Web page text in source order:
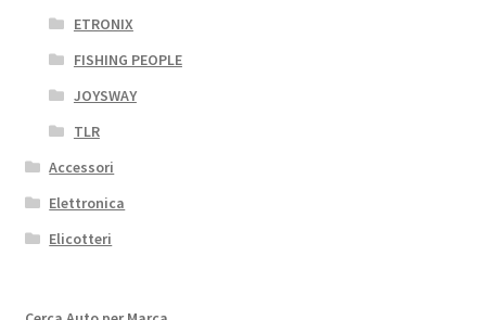
ETRONIX
FISHING PEOPLE
JOYSWAY
TLR
Accessori
Elettronica
Elicotteri